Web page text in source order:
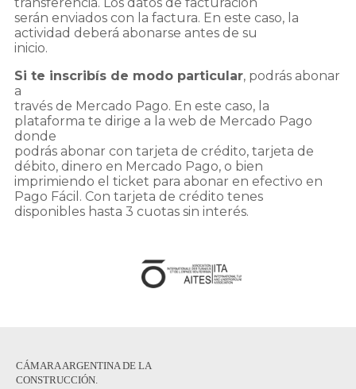
serán enviados con la factura. En este caso, la
actividad deberá abonarse antes de su
inicio.
Si te inscribís de modo particular, podrás abonar
a
través de Mercado Pago. En este caso, la
plataforma te dirige a la web de Mercado Pago
donde
podrás abonar con tarjeta de crédito, tarjeta de
débito, dinero en Mercado Pago, o bien
imprimiendo el ticket para abonar en efectivo en
Pago Fácil. Con tarjeta de crédito tenes
disponibles hasta 3 cuotas sin interés.
CÁMARA ARGENTINA DE LA
CONSTRUCCIÓN.